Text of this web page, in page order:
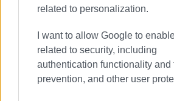
related to personalization.
I want to allow Google to
related to security, including
authentication functionality and
prevention, and other user